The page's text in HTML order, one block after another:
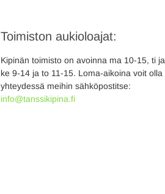
Toimiston aukioloajat:
Kipinän toimisto on avoinna ma 10-15, ti ja
ke 9-14 ja to 11-15. Loma-aikoina voit olla
yhteydessä meihin sähköpostitse:
info@tanssikipina.fi